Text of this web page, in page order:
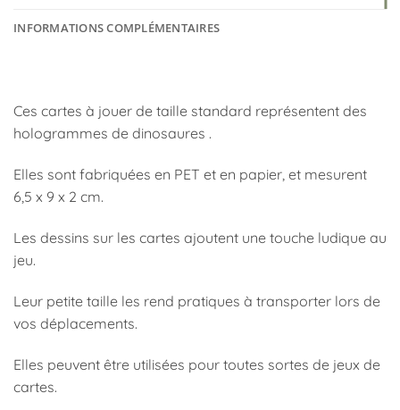
INFORMATIONS COMPLÉMENTAIRES
Ces cartes à jouer de taille standard représentent des
hologrammes de dinosaures .
Elles sont fabriquées en PET et en papier, et mesurent
6,5 x 9 x 2 cm.
Les dessins sur les cartes ajoutent une touche ludique au
jeu.
Leur petite taille les rend pratiques à transporter lors de
vos déplacements.
Elles peuvent être utilisées pour toutes sortes de jeux de
cartes.